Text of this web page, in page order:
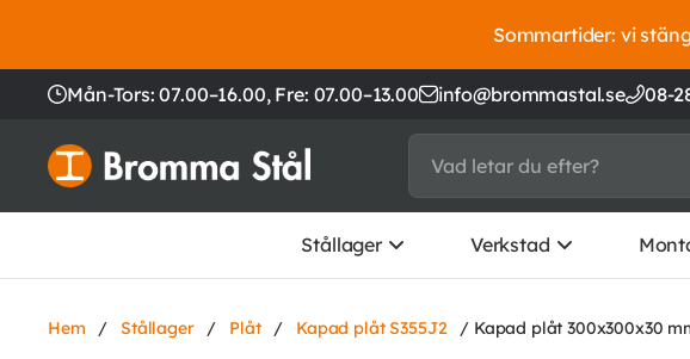
Sommartider: vi
Mån-Tors: 07.00–16.00, Fre: 07.00–13.00 info@brommastal.se 08-
Stållager Verkstad
Hem / Stållager / Plåt / Kapad plåt S355J2 / Kapad plåt 300x300x30